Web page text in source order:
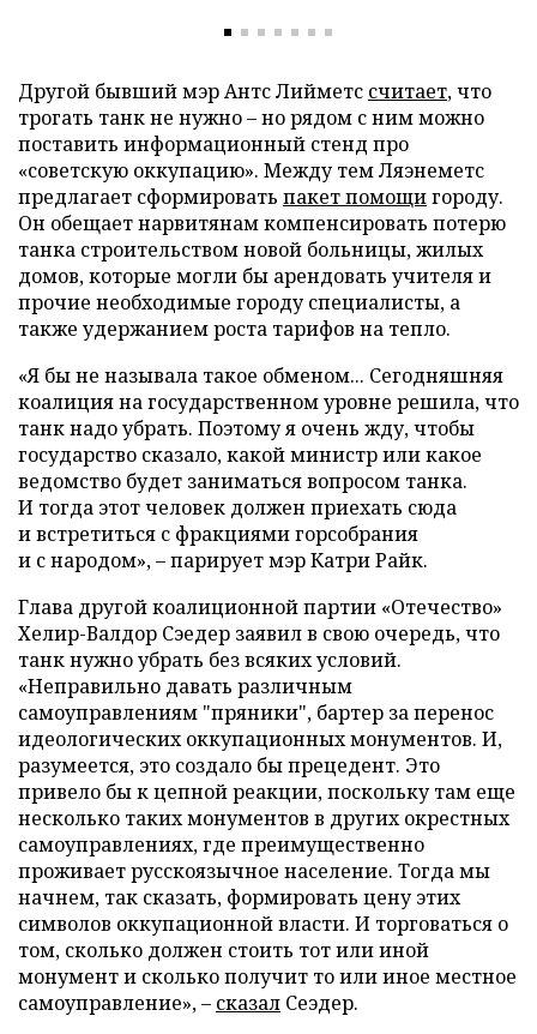
Другой бывший мэр Антс Лийметс считает, что
трогать танк не нужно – но рядом с ним можно
поставить информационный стенд про
«советскую оккупацию». Между тем Ляэнеметс
предлагает сформировать пакет помощигороду.
Он обещает нарвитянам компенсировать потерю
танка строительством новой больницы, жилых
домов, которые могли бы арендовать учителя и
прочие необходимые городу специалисты, а
также удержанием роста тарифов на тепло.
«Я бы не называла такое обменом... Сегодняшняя
коалиция на государственном уровне решила, что
танк надо убрать. Поэтому я очень жду, чтобы
государство сказало, какой министр или какое
ведомство будет заниматься вопросом танка.
И тогда этот человек должен приехать сюда
и встретиться с фракциями горсобрания
и с народом», – парирует мэр Катри Райк.
Глава другой коалиционной партии «Отечество»
Хелир-Валдор Сэедер заявил в свою очередь, что
танк нужно убрать без всяких условий.
«Неправильно давать различным
самоуправлениям "пряники", бартер за перенос
идеологических оккупационных монументов. И,
разумеется, это создало бы прецедент. Это
привело бы к цепной реакции, поскольку там еще
несколько таких монументов в других окрестных
самоуправлениях, где преимущественно
проживает русскоязычное население. Тогда мы
начнем, так сказать, формировать цену этих
символов оккупационной власти. И торговаться о
том, сколько должен стоить тот или иной
монумент и сколько получит то или иное местное
самоуправление», – сказал Сеэдер.